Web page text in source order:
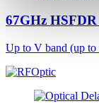
67GHz
Up to V band (up